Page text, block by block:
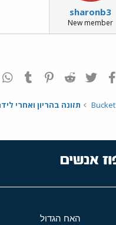
sharonb3
New member
פייסבוק Twitter
Reddit
Pinterest
Bucket תזונה בהריון ואחרי
האח הגדול